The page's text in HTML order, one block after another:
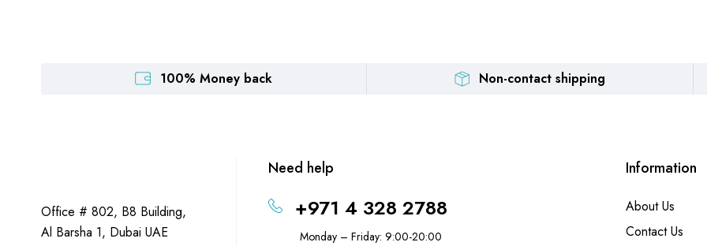
100% Money back Non-contact shipping
Office # 802, B8 Building,
Al Barsha 1, Dubai UAE
Need help
+971 4 328 2788
Monday – Friday: 9:00-20:00
Information
About Us
Contact Us